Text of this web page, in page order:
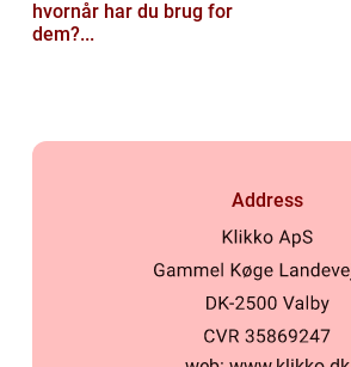
hvornår har du brug for
dem?...
Address